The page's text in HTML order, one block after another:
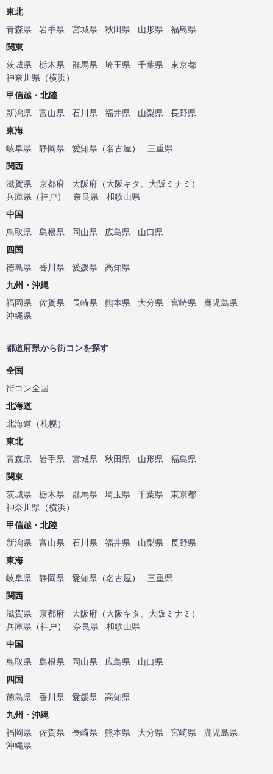
東北
青森県
岩手県 宮城県 秋田県 山形県
福島県
関東
茨城県
栃木県 群馬県 埼玉県 千葉県
東京都
神奈川県 （横浜）
甲信越・北陸
新潟県
富山県 石川県 福井県 山梨県
長野県
東海
岐阜県
静岡県 愛知県 （名古屋）
三重県
関西
滋賀県
京都府 大阪府 （大阪キタ 大阪ミナミ ）
兵庫県 （神戸） 奈良県
和歌山県
中国
鳥取県
島根県 岡山県 広島県
山口県
四国
徳島県
香川県 愛媛県
高知県
九州・沖縄
福岡県
佐賀県 長崎県 熊本県 大分県 宮崎県
鹿児島県
沖縄県
都道府県から街コンを探す
全国
街コン全国
北海道
北海道 （札幌）
東北
青森県
岩手県 宮城県 秋田県 山形県
福島県
関東
茨城県
栃木県 群馬県 埼玉県 千葉県
東京都
神奈川県 （横浜）
甲信越・北陸
新潟県
富山県 石川県 福井県 山梨県
長野県
東海
岐阜県
静岡県 愛知県 （名古屋）
三重県
関西
滋賀県
京都府 大阪府 （大阪キタ 大阪ミナミ ）
兵庫県 （神戸） 奈良県
和歌山県
中国
鳥取県
島根県 岡山県 広島県
山口県
四国
徳島県
香川県 愛媛県
高知県
九州・沖縄
福岡県
佐賀県 長崎県 熊本県 大分県 宮崎県
鹿児島県
沖縄県